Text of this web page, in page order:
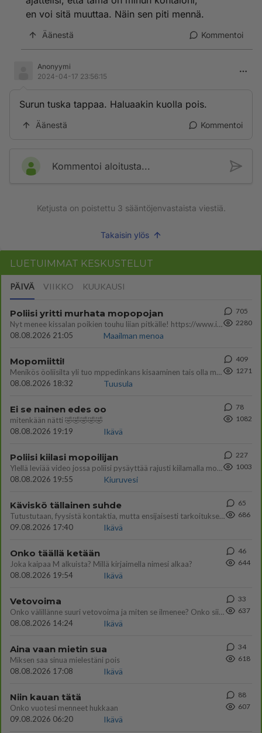
en voi sitä muuttaa. Näin sen piti mennä.
Äänestä Kommentoi
Anonyymi
2024-04-17 23:56:15
Surun tuska tappaa. Haluaakin kuolla pois.
Äänestä Kommentoi
Kommentoi aloitusta...
Ketjusta on poistettu 3 sääntöjenvastaista viestiä.
Takaisin ylös
LUETUIMMAT KESKUSTELUT
PÄIVÄ VIIKKO KUUKAUSI
Poliisi yritti murhata mopopojan
Nyt menee kissalan poikien touhu liian pitkälle! https://www.is.fi/kotimaa/art-2000012193221.html Karu video mopomiiti
08.08.2026 21:05
Maailman menoa
705
2280
Mopomiitti!
Menikös öoliisilta yli tuo mppedinkans kisaaminen tais olla melkoinen riski vahigoittaa tarpeettomasti jopa kuolla tuoss
08.08.2026 18:32
Tuusula
409
1271
Ei se nainen edes oo
mitenkään nätti 🤣🤣🤣🤣🤣
08.08.2026 19:19
Ikävä
78
1082
Poliisi kiilasi mopoilijan
Ylellä leviää video jossa poliisi pysäyttää rajusti kiilamalla mopo pojan. Toivottavasti poliisi ottaa tuosta mallia myö
08.08.2026 19:55
Kiuruvesi
227
1003
Käviskö tällainen suhde
Tutustutaan, fyysistä kontaktia, mutta ensijaisesti tarkoituksena ei ole aloittaa mitään virallista tai rikkoa mitään? E
09.08.2026 17:40
Ikävä
65
686
Onko täällä ketään
Joka kaipaa M alkuista? Millä kirjaimella nimesi alkaa?
08.08.2026 19:54
Ikävä
46
644
Vetovoima
Onko välillänne suuri vetovoima ja miten se ilmenee? Onko siitä haittaa?
08.08.2026 14:24
Ikävä
33
637
Aina vaan mietin sua
Miksen saa sinua mielestäni pois
08.08.2026 17:08
Ikävä
34
618
Niin kauan tätä
Onko vuotesi menneet hukkaan
09.08.2026 06:20
Ikävä
88
607